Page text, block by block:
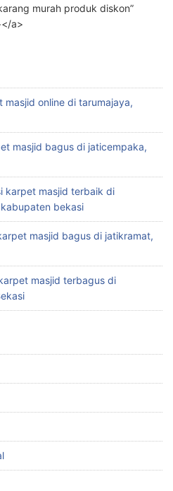
murah produk diskon”
a>
online di tarumajaya,
masjid bagus di jaticempaka,
karpet masjid terbaik di
bekasi
masjid bagus di jatikramat,
masjid terbagus di